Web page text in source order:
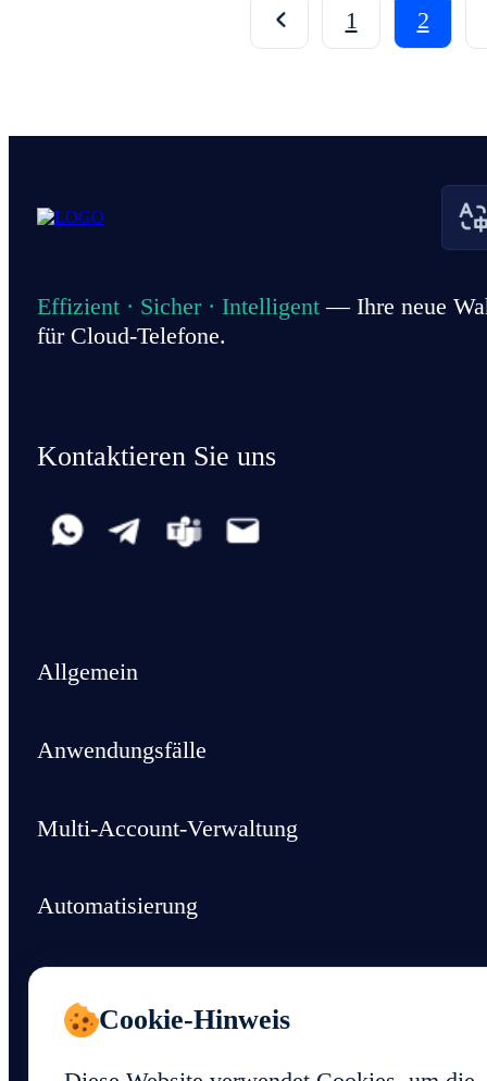
1 2
Effizient · Sicher · Intelligent— Ihre neue
für Cloud-Telefone.
Kontaktieren Sie uns
Allgemein
Anwendungsfälle
Multi-Account-Verwaltung
Automatisierung
Cookie-Hinweis